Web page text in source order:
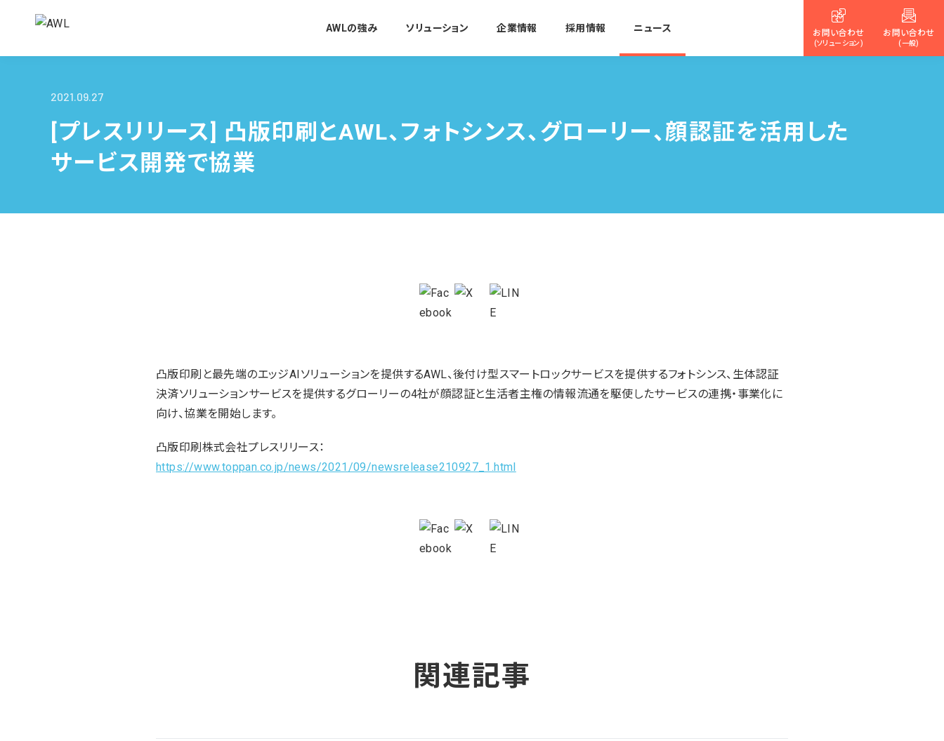
AWLの強み ソリューション 企業情報 採用情報 ニュース お問い合わせ
(ソリューション)
お問い合わせ
(一般)
2021.09.27
[プレスリリース] 凸版印刷とAWL、フォトシンス、グローリー、顔認証を活用した
サービス開発で協業
凸版印刷と最先端のエッジAIソリューションを提供するAWL、後付け型スマートロックサービスを提供するフォトシンス、生体認証
決済ソリューションサービスを提供するグローリーの4社が顔認証と生活者主権の情報流通を駆使したサービスの連携・事業化に
向け、協業を開始します。
凸版印刷株式会社プレスリリース：
https://www.toppan.co.jp/news/2021/09/newsrelease210927_1.html
関連記事